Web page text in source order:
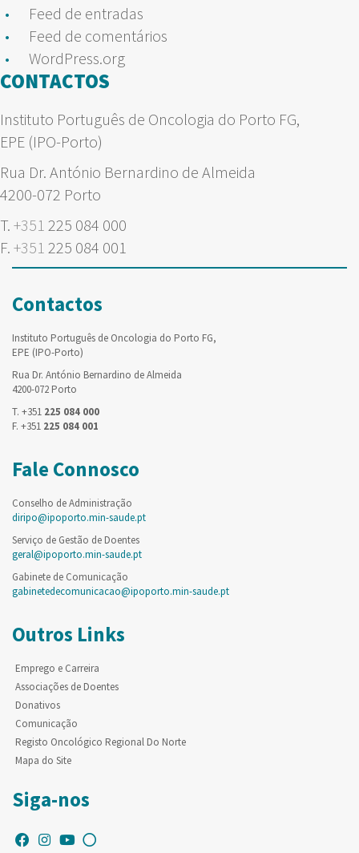
Feed de entradas
Feed de comentários
WordPress.org
CONTACTOS
Instituto Português de Oncologia do Porto FG,
EPE (IPO-Porto)
Rua Dr. António Bernardino de Almeida
4200-072 Porto
T. +351 225 084 000
F. +351 225 084 001
Contactos
Instituto Português de Oncologia do Porto FG,
EPE (IPO-Porto)
Rua Dr. António Bernardino de Almeida
4200-072 Porto
T. +351 225 084 000
F. +351 225 084 001
Fale Connosco
Conselho de Administração
diripo@ipoporto.min-saude.pt
Serviço de Gestão de Doentes
geral@ipoporto.min-saude.pt
Gabinete de Comunicação
gabinetedecomunicacao@ipoporto.min-saude.pt
Outros Links
Emprego e Carreira
Associações de Doentes
Donativos
Comunicação
Registo Oncológico Regional Do Norte
Mapa do Site
Siga-nos